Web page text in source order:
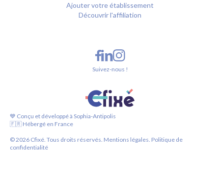
Ajouter votre établissement
Découvrir l'affiliation
💙 Conçu et développé à Sophia-Antipolis
🇫🇷 Hébergé en France
©2026 Cfixé. Tous droits réservés. Mentions légales. Politique de
confidentialité
Suivez-nous !